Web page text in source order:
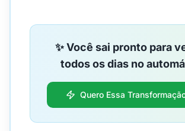
✨ Você sai pronto para
todos os dias no
Quero Essa